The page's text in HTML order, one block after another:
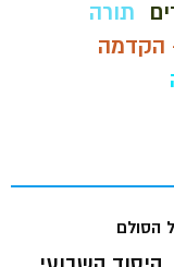
תורה
הקדמה
הסולם